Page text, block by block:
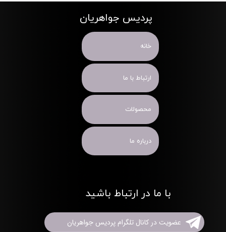
پردیس جواهریان
خانه
ارتباط با ما
محصولات
درباره ما
با ما در ارتباط باشید
عضویت در کانال تلگرام پردیس جواهریان